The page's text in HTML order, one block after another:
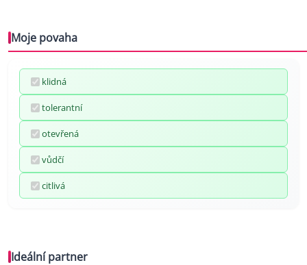
Moje povaha
klidná
tolerantní
otevřená
vůdčí
citlivá
Ideální partner